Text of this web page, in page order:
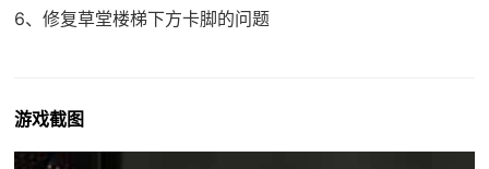
6、修复草堂楼梯下方卡脚的问题
游戏截图